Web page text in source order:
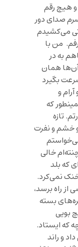
هیچ رقم
صدای دور
می‌کشیدم
من با
به در
آن‌ها همان
بگیرد
و
که
تازه
و خشم و نفرت
خالی
که بلد
خنک نمی‌کرد.
از راه برسد،
بسته
بویی
که ایستاد.
و راند